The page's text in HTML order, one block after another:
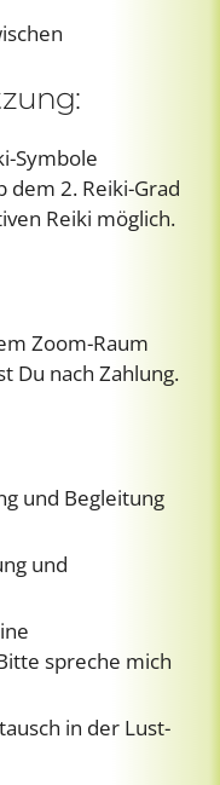
Symbole
dem 2. Reiki-Grad
Reiki möglich.
Zoom-Raum
Du nach Zahlung.
und Begleitung
und
spreche mich
in der Lust-